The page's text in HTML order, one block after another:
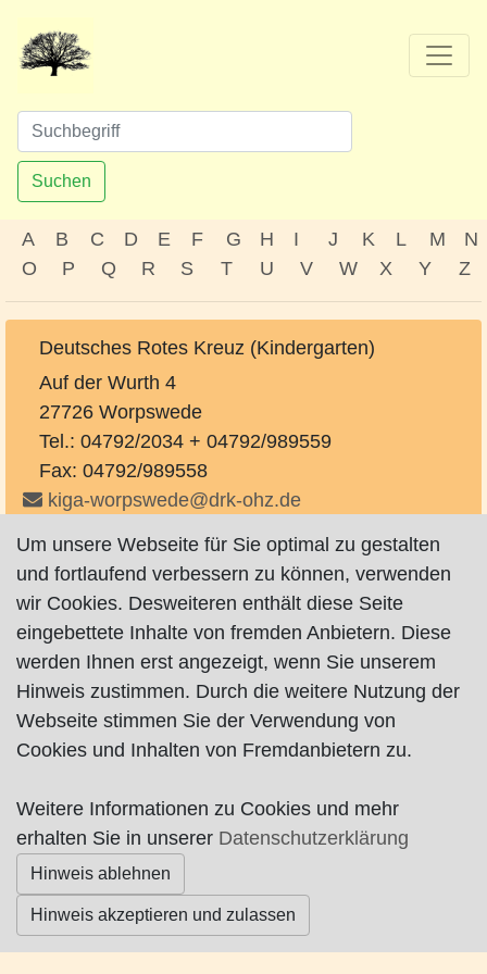
Suchen
A B C D E F G H I J K L M
N
O
P Q R S T U V W X Y Z
Deutsches Rotes Kreuz (Kindergarten)
Auf der Wurth 4
27726 Worpswede
Tel.: 04792/2034 + 04792/989559
Fax: 04792/989558
kiga-worpswede@drk-ohz.de
Impressum|Datenschutz| AGB
© Worpswede24 2015-2026
Um unsere Webseite für Sie optimal zu gestalten
und fortlaufend verbessern zu können, verwenden
wir Cookies. Desweiteren enthält diese Seite
eingebettete Inhalte von fremden Anbietern. Diese
werden Ihnen erst angezeigt, wenn Sie unserem
Hinweis zustimmen. Durch die weitere Nutzung der
Webseite stimmen Sie der Verwendung von
Cookies und Inhalten von Fremdanbietern zu.
Weitere Informationen zu Cookies und mehr
erhalten Sie in unserer Datenschutzerklärung
Hinweis ablehnen
Hinweis akzeptieren und zulassen